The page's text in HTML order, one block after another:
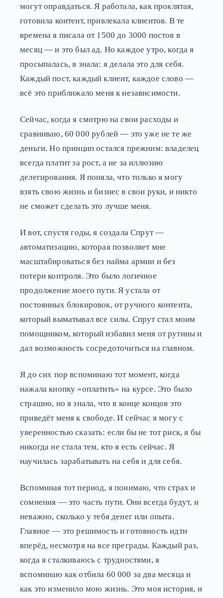
могут оправдаться. Я работала, как проклятая,
готовила контент, привлекала клиентов. В те
времена я писала от 1500 до 3000 постов в
месяц — и это был ад. Но каждое утро, когда я
просыпалась, я знала: я делала это для себя.
Каждый пост, каждый клиент, каждое слово —
всё это приближало меня к независимости.
Сейчас, когда я смотрю на свои расходы и
сравниваю, 60 000 рублей — это уже не те же
деньги. Но принцип остался прежним: владелец
всегда платит за рост, а не за иллюзию
делегирования. Я поняла, что только я могу
взять свою жизнь и бизнес в свои руки, и никто
не сможет сделать это лучше меня.
И вот, спустя годы, я создала Спрут —
автоматизацию, которая позволяет мне
масштабироваться без найма армии и без
потери контроля. Это было логичное
продолжение моего пути. Я устала от
постоянных блокировок, от ручного контента,
который выматывал все силы. Спрут стал моим
помощником, который избавил меня от рутины и
дал возможность сосредоточиться на главном.
Я до сих пор вспоминаю тот момент, когда
нажала кнопку «оплатить» на курсе. Это было
страшно, но я знала, что в конце концов это
приведёт меня к свободе. И сейчас я могу с
уверенностью сказать: если бы не тот риск, я бы
никогда не стала тем, кто я есть сейчас. Я
научилась зарабатывать на себя и для себя.
Вспоминая тот период, я понимаю, что страх и
сомнения — это часть пути. Они всегда будут, и
неважно, сколько у тебя денег или опыта.
Главное — это решимость и готовность идти
вперёд, несмотря на все преграды. Каждый раз,
когда я сталкиваюсь с трудностями, я
вспоминаю как отбила 60 000 за два месяца и
как это изменило мою жизнь. Это моя история, и